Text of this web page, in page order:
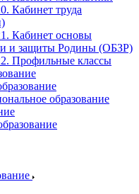
Кабинет труда
Кабинет основы
и защиты Родины (ОБЗР)
Профильные классы
образование